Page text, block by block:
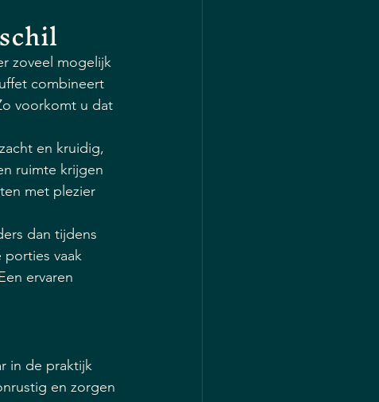
zoveel mogelijk
combineert
voorkomt u dat
en kruidig,
ruimte krijgen
met plezier
dan tijdens
vaak
ervaren
in de praktijk
en zorgen